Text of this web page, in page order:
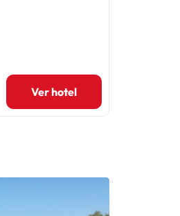
Ver hotel